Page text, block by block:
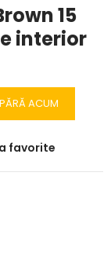
15
interior
ACUM
favorite